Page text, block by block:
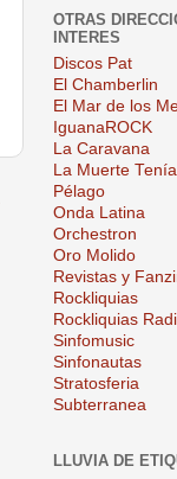
OTRAS
INTERES
Discos Pat
El Chamberlin
El Mar de los
IguanaROCK
La Caravana
La Muerte
Pélago
Onda Latina
Orchestron
Oro Molido
Revistas y
Rockliquias
Rockliquias
Sinfomusic
Sinfonautas
Stratosferia
Subterranea
LLUVIA DE